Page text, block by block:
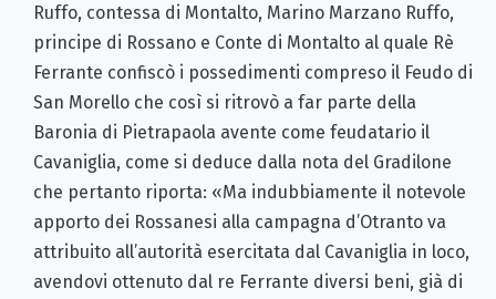
Ruffo, contessa di Montalto, Marino Marzano Ruffo,
principe di Rossano e Conte di Montalto al quale Rè
Ferrante confiscò i possedimenti compreso il Feudo di
San Morello che così si ritrovò a far parte della
Baronia di Pietrapaola avente come feudatario il
Cavaniglia, come si deduce dalla nota del Gradilone
che pertanto riporta: «Ma indubbiamente il notevole
apporto dei Rossanesi alla campagna d’Otranto va
attribuito all’autorità esercitata dal Cavaniglia in loco,
avendovi ottenuto dal re Ferrante diversi beni, già di